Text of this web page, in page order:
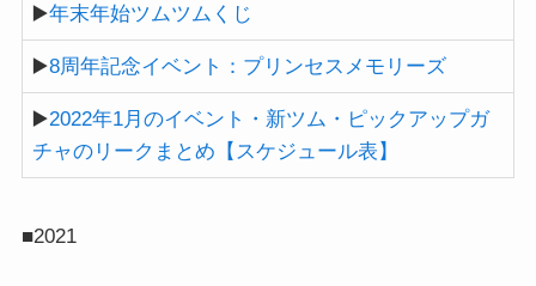
▶️年末年始ツムツムくじ
▶️8周年記念イベント：プリンセスメモリーズ
▶️2022年1月のイベント・新ツム・ピックアップガ
チャのリークまとめ【スケジュール表】
■2021